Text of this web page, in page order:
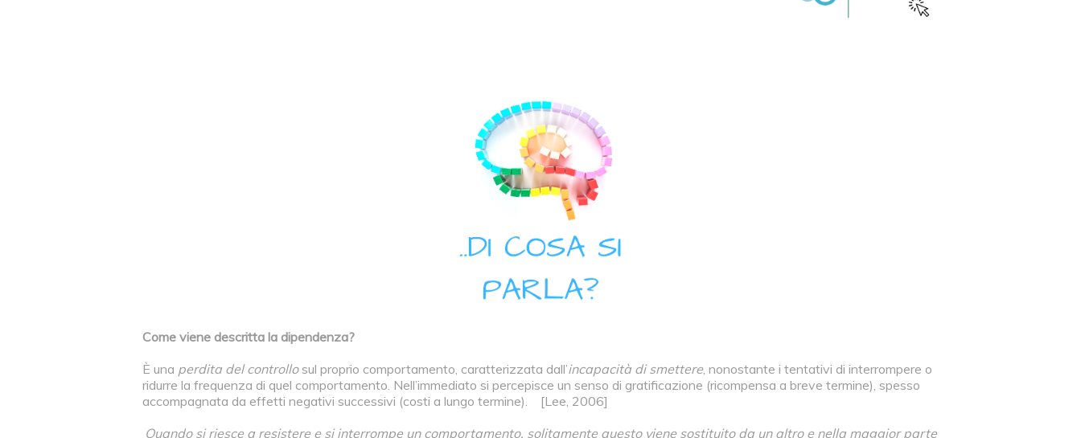
Come viene descritta la dipendenza?
È una perdita del controllosul proprio comportamento, caratterizzata dall’incapacità di smettere , nonostante i tentativi di interrompere o
ridurre la frequenza di quel comportamento. Nell’immediato si percepisce un senso di gratificazione (ricompensa a breve termine), spesso
accompagnata da effetti negativi successivi (costi a lungo termine). [Lee, 2006]
Quando si riesce a resistere e si interrompe un comportamento, solitamente questo viene sostituito da un altro e nella maggior parte